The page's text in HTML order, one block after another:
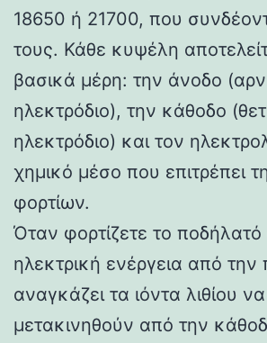
18650 ή 21700, που
τους. Κάθε κυψέλη
βασικά μέρη: την άνοδο
ηλεκτρόδιο), την κάθοδο
ηλεκτρόδιο) και τον
χημικό μέσο που επιτρέπει
φορτίων.
Όταν φορτίζετε το
ηλεκτρική ενέργεια από την
αναγκάζει τα ιόντα λιθίου να
μετακινηθούν από την